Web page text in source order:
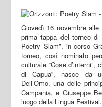
Giovedì 16 novembre
prima tappa del torneo di
Poetry Slam”, in corso
torneo, così nominato
culturale “Cose
di Capua”, nasce da
Dell’Omo, una delle
Campania, e Giuseppe
luogo della Lingua Festival.